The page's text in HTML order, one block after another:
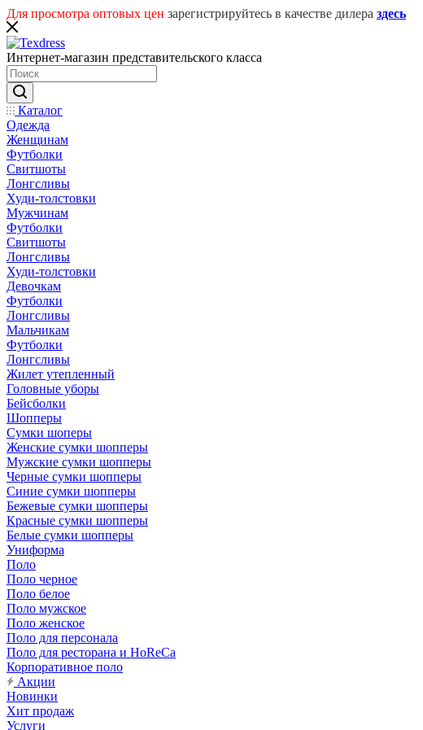
Для просмотра оптовых цен зарегистрируйтесь в качестве дилера здесь
Интернет-магазин представительского класса
Каталог
Одежда
Женщинам
Футболки
Свитшоты
Лонгсливы
Худи-толстовки
Мужчинам
Футболки
Свитшоты
Лонгсливы
Худи-толстовки
Девочкам
Футболки
Лонгсливы
Мальчикам
Футболки
Лонгсливы
Жилет утепленный
Головные уборы
Бейсболки
Шопперы
Сумки шоперы
Женские сумки шопперы
Мужские сумки шопперы
Черные сумки шопперы
Синие сумки шопперы
Бежевые сумки шопперы
Красные сумки шопперы
Белые сумки шопперы
Униформа
Поло
Поло черное
Поло белое
Поло мужское
Поло женское
Поло для персонала
Поло для ресторана и HoReCa
Корпоративное поло
Акции
Новинки
Хит продаж
Услуги